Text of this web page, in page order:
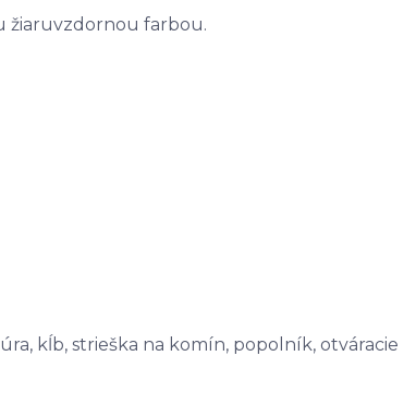
žiaruvzdornou farbou.
kĺb, strieška na komín, popolník, otváracie